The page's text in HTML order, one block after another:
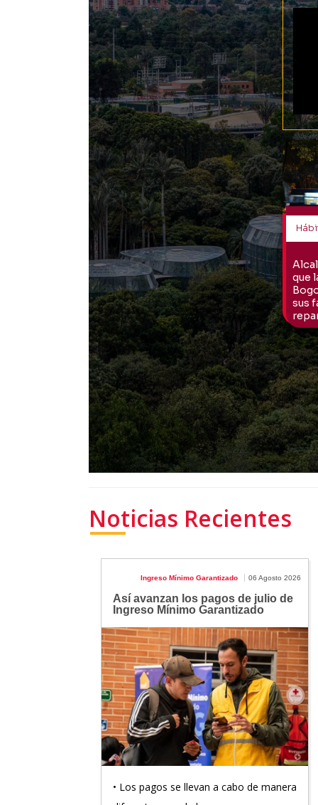
Noticias Recientes
Ingreso Mínimo Garantizado 06 Agosto 2026
Así avanzan los pagos de julio de
Ingreso Mínimo Garantizado
• Los pagos se llevan a cabo de manera